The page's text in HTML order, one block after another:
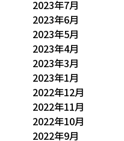
2023年7月
2023年6月
2023年5月
2023年4月
2023年3月
2023年1月
2022年12月
2022年11月
2022年10月
2022年9月